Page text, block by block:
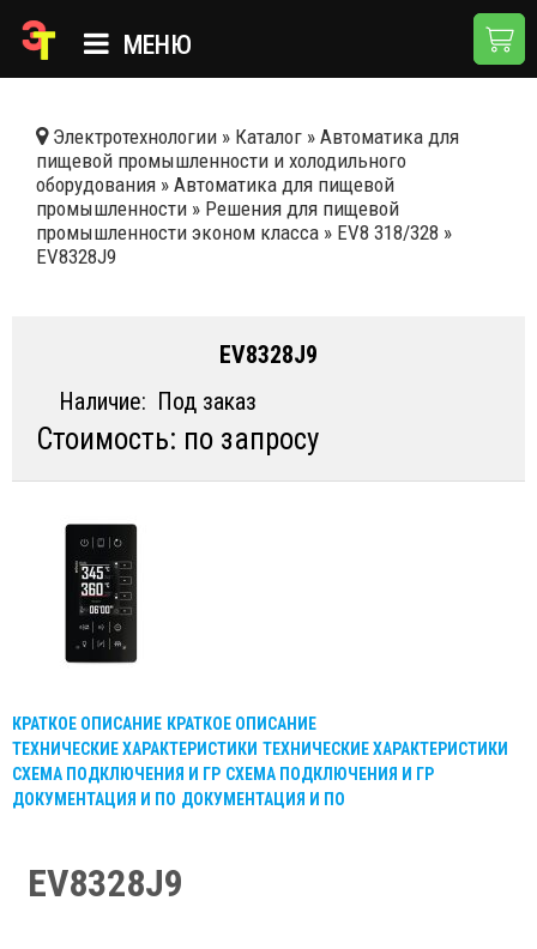
МЕНЮ
КАТАЛОГ
О КОМПАНИИ
ПРИМЕНЕНИЯ
ДОСТАВКА И ОПЛАТА
КОНТАКТЫ
Электротехнологии » Каталог » Автоматика для
пищевой промышленности и холодильного
оборудования » Автоматика для пищевой
промышленности » Решения для пищевой
промышленности эконом класса » EV8 318/328 »
EV8328J9
EV8328J9
Наличие: Под заказ
Стоимость: по запросу
КРАТКОЕ ОПИСАНИЕ КРАТКОЕ ОПИСАНИЕ
ТЕХНИЧЕСКИЕ ХАРАКТЕРИСТИКИ ТЕХНИЧЕСКИЕ ХАРАКТЕРИСТИКИ
СХЕМА ПОДКЛЮЧЕНИЯ И ГР СХЕМА ПОДКЛЮЧЕНИЯ И ГР
ДОКУМЕНТАЦИЯ И ПО ДОКУМЕНТАЦИЯ И ПО
EV8328J9